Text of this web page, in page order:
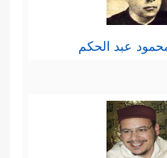
عبد الحكم